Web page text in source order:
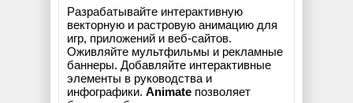
Разрабатывайте интерактивную
векторную и растровую анимацию для
игр, приложений и веб-сайтов.
Оживляйте мультфильмы и рекламные
баннеры. Добавляйте интерактивные
элементы в руководства и
инфографики. Animate позволяет